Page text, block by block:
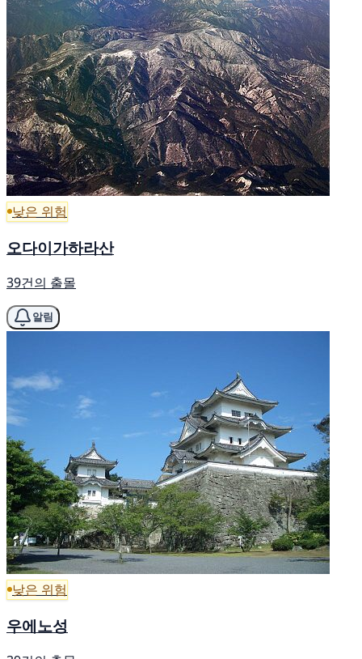
낮은 위험
오다이가하라산
39건의 출몰
알림
낮은 위험
우에노성